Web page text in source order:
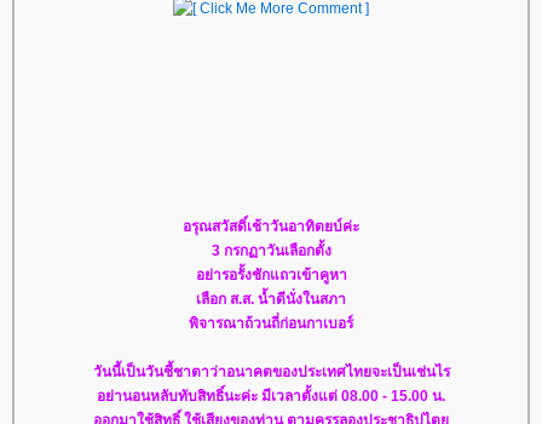
อรุณสวัสดิ์เช้าวันอาทิตยบ์ค่ะ
3 กรกฏาวันเลือกตั้ง
อย่ารอรั้งชักแถวเข้าคูหา
เลือก ส.ส. น้ำดีนั่งในสภา
พิจารณาถ้วนถี่ก่อนกาเบอร์
วันนี้เป็นวันชี้ชาตาว่าอนาคตของประเทศไทยจะเป็นเช่นไร
อย่านอนหลับทับสิทธิ์นะค่ะ มีเวลาตั้งแต่ 08.00 - 15.00 น.